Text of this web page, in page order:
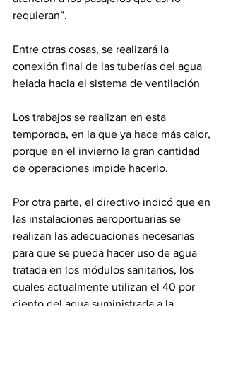
requieran”.
Entre otras cosas, se realizará la
conexión final de las tuberías del agua
helada hacia el sistema de ventilación
Los trabajos se realizan en esta
temporada, en la que ya hace más calor,
porque en el invierno la gran cantidad
de operaciones impide hacerlo.
Por otra parte, el directivo indicó que en
las instalaciones aeroportuarias se
realizan las adecuaciones necesarias
para que se pueda hacer uso de agua
tratada en los módulos sanitarios, los
cuales actualmente utilizan el 40 por
ciento del agua suministrada a la